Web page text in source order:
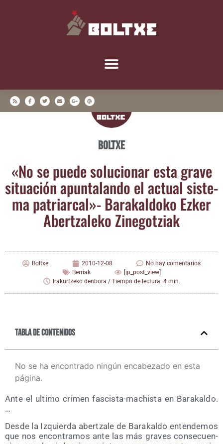
Boltxe
«No se pue­de solu­cio­nar esta gra­ve
situa­ción apun­ta­lan­do el actual sis­te­
ma patriar­cal»- Bara­kal­do­ko Ezker
Aber­tza­le­ko Zinegotziak
Boltxe 2010-12-08
No hay comentarios
Berriak
[jp_post_view]
Irakurtzeko denbora / Tiempo de lectura: 4 min.
Tabla de contenidos
No se ha encontrado ningún encabezado en esta
página.
Ante el ulti­mo cri­men fas­cis­ta-machis­ta en Bara­kal­do.
…
Des­de la Izquier­da aber­tza­le de Bara­kal­do enten­de­mos
que nos encon­tra­mos ante las más gra­ves con­se­cuen­